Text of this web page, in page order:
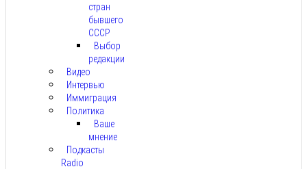
стран
бывшего
СССР
Выбор
редакции
Видео
Интервью
Иммиграция
Политика
Ваше
мнение
Подкасты
Radio